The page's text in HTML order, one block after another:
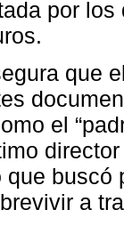
por
que
el
que
a